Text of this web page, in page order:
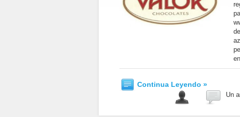
Continua Leyendo »
Un